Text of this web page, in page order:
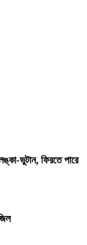
ভুটান, ফিরতে পারে